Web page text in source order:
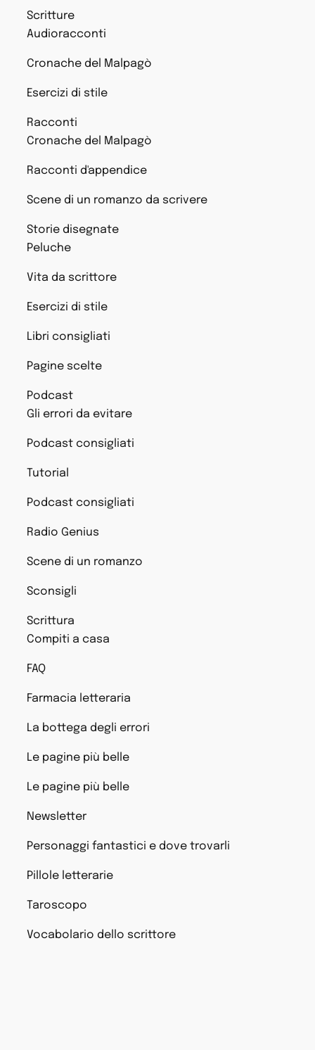
Scritture
Audioracconti
Cronache del Malpagò
Esercizi di stile
Racconti
Cronache del Malpagò
Racconti d'appendice
Scene di un romanzo da scrivere
Storie disegnate
Peluche
Vita da scrittore
Esercizi di stile
Libri consigliati
Pagine scelte
Podcast
Gli errori da evitare
Podcast consigliati
Tutorial
Podcast consigliati
Radio Genius
Scene di un romanzo
Sconsigli
Scrittura
Compiti a casa
FAQ
Farmacia letteraria
La bottega degli errori
Le pagine più belle
Le pagine più belle
Newsletter
Personaggi fantastici e dove trovarli
Pillole letterarie
Taroscopo
Vocabolario dello scrittore